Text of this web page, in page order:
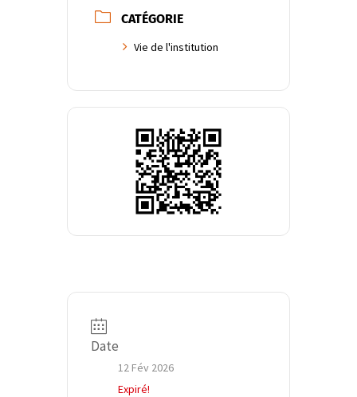
CATÉGORIE
Vie de l'institution
Date
12 Fév 2026
Expiré!